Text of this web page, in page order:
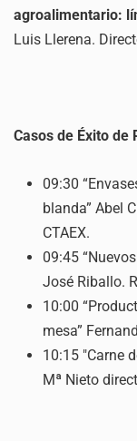
agroalimentario:
Luis Llerena.
Casos de Éxito de
09:30
blanda” Abel
CTAEX.
09:45
José Riballo.
10:00
mesa”
10:15 "Carne
Mª Nieto